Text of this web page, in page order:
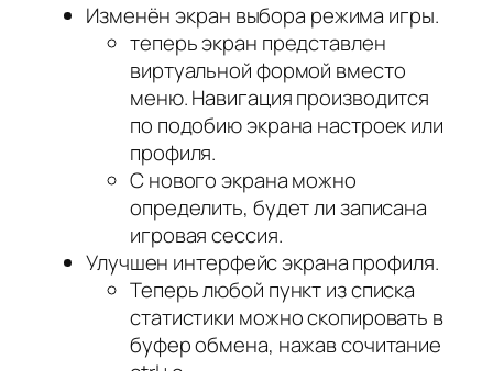
Изменён экран выбора режима игры.
теперь экран представлен
виртуальной формой вместо
меню. Навигация производится
по подобию экрана настроек или
профиля.
С нового экрана можно
определить, будет ли записана
игровая сессия.
Улучшен интерфейс экрана профиля.
Теперь любой пункт из списка
статистики можно скопировать в
буфер обмена, нажав сочитание